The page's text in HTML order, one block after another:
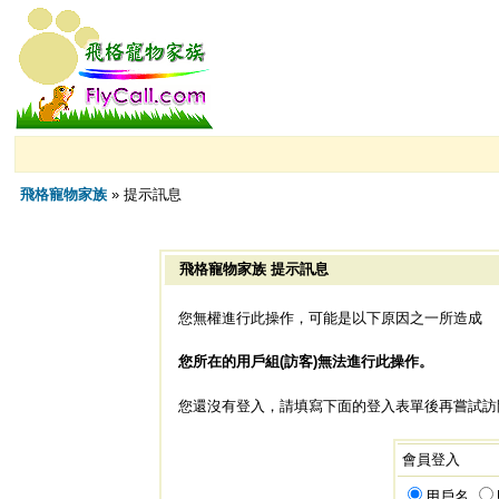
飛格寵物家族 » 提示訊息
飛格寵物家族 提示訊息
您無權進行此操作，可能是以下原因之一所造成
您所在的用戶組(訪客)無法進行此操作。
您還沒有登入，請填寫下面的登入表單後再嘗試訪
會員登入